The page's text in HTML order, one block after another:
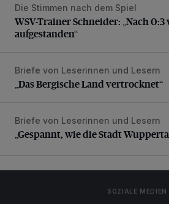
WSV-Trainer Schneider: „Nach
Die Stimmen nach dem Spiel
WSV-Trainer Schneider: „Nach
aufgestanden“
„Das Bergische Land vertrocknet“
Briefe von Leserinnen und Lesern
„Das Bergische Land vertrocknet“
„Gespannt, wie die Stadt
Briefe von Leserinnen und Lesern
„Gespannt, wie die Stadt
SOZIALE MEDIEN